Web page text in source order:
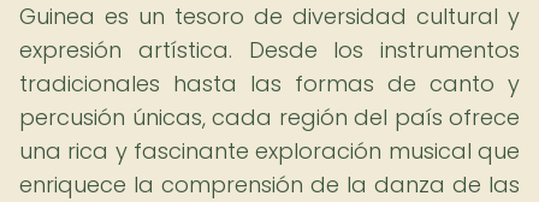
Guinea es un tesoro de diversidad cultural y
expresión artística. Desde los instrumentos
tradicionales hasta las formas de canto y
percusión únicas, cada región del país ofrece
una rica y fascinante exploración musical que
enriquece la comprensión de la danza de las